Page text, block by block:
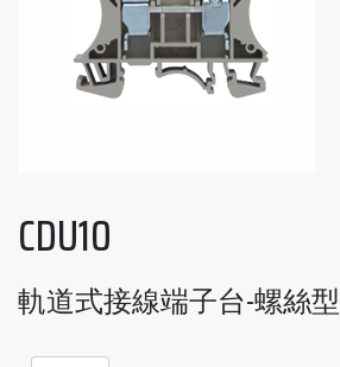
CDU10
軌道式接線端子台-螺絲型